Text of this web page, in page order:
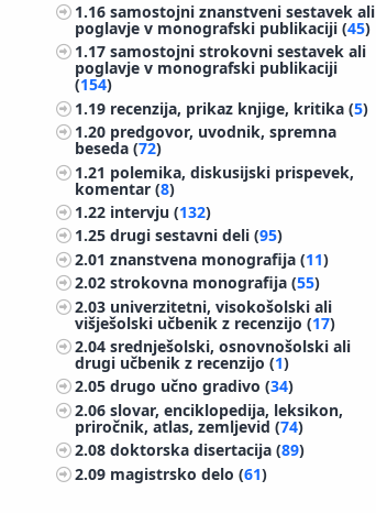
1.16samostojni znanstveni sestavek ali
poglavje v monografski publikaciji (45)
1.17samostojni strokovni sestavek ali
poglavje v monografski publikaciji
(154)
1.19 recenzija, prikaz knjige, kritika (5)
1.20 predgovor, uvodnik, spremna
beseda (72)
1.21 polemika, diskusijski prispevek,
komentar (8)
1.22 intervju (132)
1.25drugi sestavni deli (95)
2.01znanstvena monografija (11)
2.02strokovna monografija (55)
2.03 univerzitetni, visokošolski ali
višješolski učbenik z recenzijo (17)
2.04srednješolski, osnovnošolski ali
drugi učbenik z recenzijo (1)
2.05drugo učno gradivo (34)
2.06slovar, enciklopedija, leksikon,
priročnik, atlas, zemljevid (74)
2.08doktorska disertacija (89)
2.09 magistrsko delo (61)